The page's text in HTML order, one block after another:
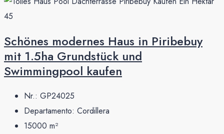
Schönes modernes Haus in Piribebuy
mit 1.5ha Grundstück und
Swimmingpool kaufen
Nr.: GP24025
Departamento: Cordillera
15000 m²